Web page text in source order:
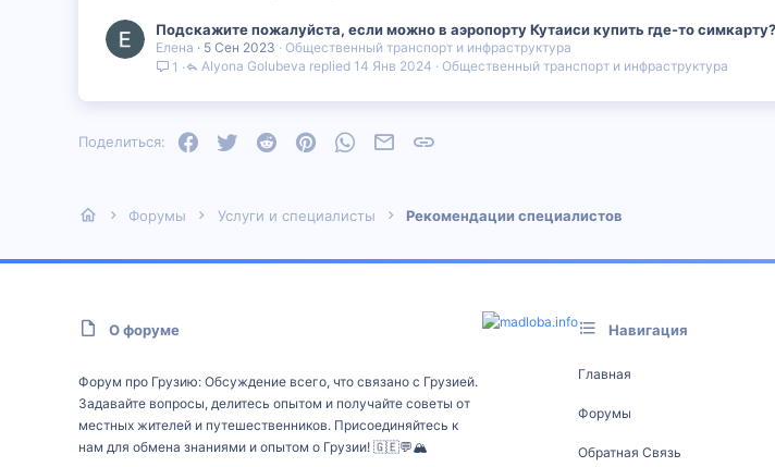
Подскажите пожалуйста, если можно в аэропорту Кутаиси купить где-то
Елена 5 Сен 2023
Общественный транспорт и инфраструктура
1
Общественный транспорт и инфраструктура
14 Янв 2024
Alyona Golubeva
Поделиться: Facebook
Twitter Reddit PinterestWhatsAppЭлектронная почта
Форумы Услуги и специалисты Рекомендации специалистов
О форуме
Форум про Грузию: Обсуждение всего, что связано с Грузией.
Задавайте вопросы, делитесь опытом и получайте советы от
местных жителей и путешественников. Присоединяйтесь к
нам для обмена знаниями и опытом о Грузии! 🇬🇪💬🏔️
Навигация
Главная
Форумы
Обратная Связь